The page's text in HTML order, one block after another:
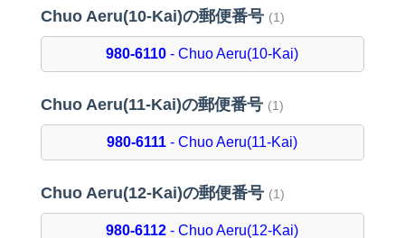
Chuo Aeru(10-Kai)の郵便番号 (1)
980-6110 - Chuo Aeru(10-Kai)
Chuo Aeru(11-Kai)の郵便番号 (1)
980-6111 - Chuo Aeru(11-Kai)
Chuo Aeru(12-Kai)の郵便番号 (1)
980-6112 - Chuo Aeru(12-Kai)